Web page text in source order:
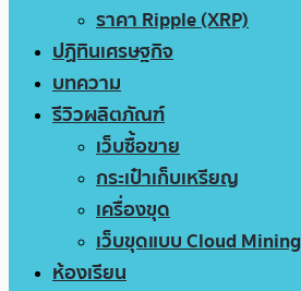
ราคา Ripple (XRP)
ปฏิทินเศรษฐกิจ
บทความ
รีวิวผลิตภัณฑ์
เว็บซื้อขาย
กระเป๋าเก็บเหรียญ
เครื่องขุด
เว็บขุดแบบ Cloud Mining
ห้องเรียน